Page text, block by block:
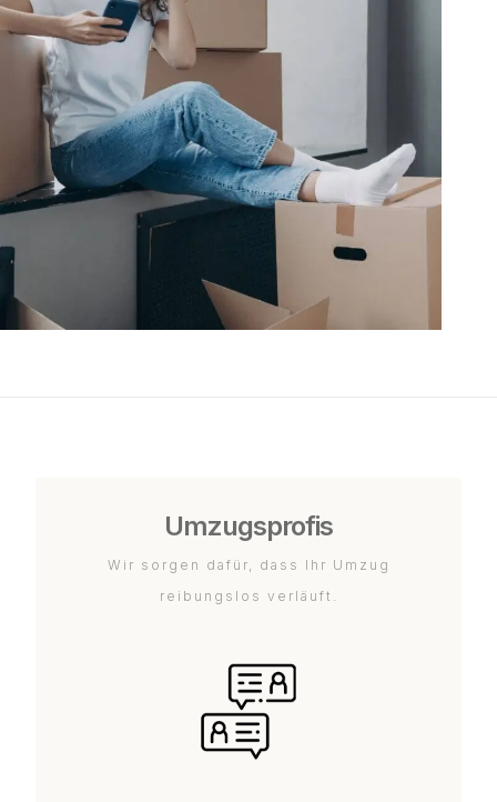
Umzugsprofis
Wir sorgen dafür, dass Ihr Umzug
reibungslos verläuft.